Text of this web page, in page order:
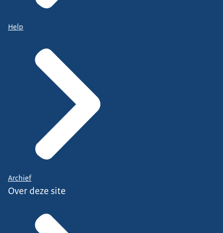
Help
Archief
Over deze site